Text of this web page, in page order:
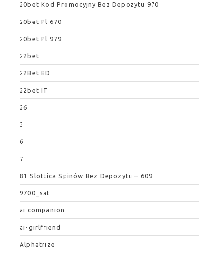
20bet Kod Promocyjny Bez Depozytu 970
20bet Pl 670
20bet Pl 979
22bet
22Bet BD
22bet IT
26
3
6
7
81 Slottica Spinów Bez Depozytu – 609
9700_sat
ai companion
ai-girlfriend
Alphatrize